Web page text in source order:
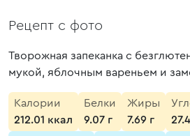
Рецепт с фото
Творожная запеканка с
мукой, яблочным вареньем и
Калории
212.01 ккал
Белки
9.07 г
Жиры
7.69 г